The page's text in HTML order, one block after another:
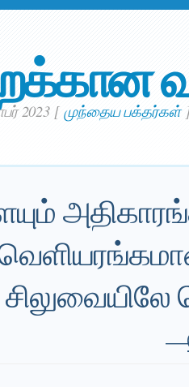
2023 [ முந்தைய பக்தர்கள்
—